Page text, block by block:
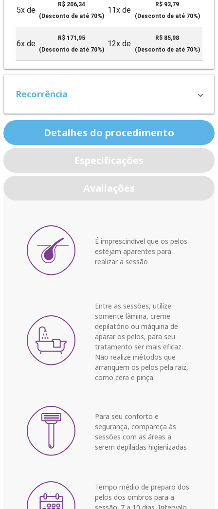
5x de
R$ 206,34
(Desconto de até 70%)
11x de
R$ 93,79
(Desconto de até 70%)
6x de
R$ 171,95
(Desconto de até 70%)
12x de
R$ 85,98
(Desconto de até 70%)
Recorrência
Detalhes do procedimento
Especificações
Avaliações
É imprescindível que os pelos
estejam aparentes para
realizar a sessão
Entre as sessões, utilize
somente lâmina, creme
depilatório ou máquina de
aparar os pelos, para seu
tratamento ser mais eficaz.
Não realize métodos que
arranquem os pelos pela raiz,
como cera e pinça
Para seu conforto e
segurança, compareça às
sessões com as áreas a
serem depiladas higienizadas
Tempo médio de preparo dos
pelos dos ombros para a
sessão: 7 a 10 dias. Intervalo